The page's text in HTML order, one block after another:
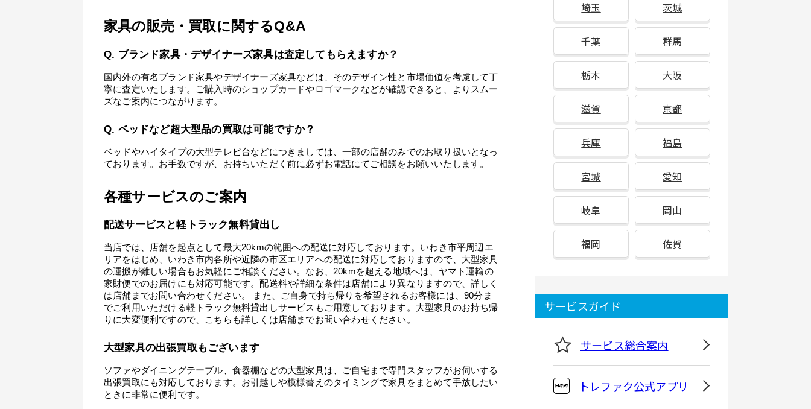
家具の販売・買取に関するQ&A
Q. ブランド家具・デザイナーズ家具は査定してもらえますか？
国内外の有名ブランド家具やデザイナーズ家具などは、そのデザイン性と市場価値を考慮して丁
寧に査定いたします。ご購入時のショップカードやロゴマークなどが確認できると、よりスムー
ズなご案内につながります。
Q. ベッドなど超大型品の買取は可能ですか？
ベッドやハイタイプの大型テレビ台などにつきましては、一部の店舗のみでのお取り扱いとなっ
ております。お手数ですが、お持ちいただく前に必ずお電話にてご相談をお願いいたします。
各種サービスのご案内
配送サービスと軽トラック無料貸出し
当店では、店舗を起点として最大20kmの範囲への配送に対応しております。いわき市平周辺エ
リアをはじめ、いわき市内各所や近隣の市区エリアへの配送に対応しておりますので、大型家具
の運搬が難しい場合もお気軽にご相談ください。なお、20kmを超える地域へは、ヤマト運輸の
家財便でのお届けにも対応可能です。配送料や詳細な条件は店舗により異なりますので、詳しく
は店舗までお問い合わせください。 また、ご自身で持ち帰りを希望されるお客様には、90分ま
でご利用いただける軽トラック無料貸出しサービスもご用意しております。大型家具のお持ち帰
りに大変便利ですので、こちらも詳しくは店舗までお問い合わせください。
大型家具の出張買取もございます
ソファやダイニングテーブル、食器棚などの大型家具は、ご自宅まで専門スタッフがお伺いする
出張買取にも対応しております。お引越しや模様替えのタイミングで家具をまとめて手放したい
ときに非常に便利です。
埼玉 茨城
千葉 群馬
栃木 大阪
滋賀 京都
兵庫 福島
宮城 愛知
岐阜 岡山
福岡 佐賀
サービスガイド
サービス総合案内
トレファク公式アプリ